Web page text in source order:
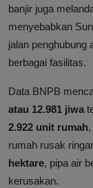
banjir juga
menyebabkan
jalan penghubung
berbagai fasilitas.
Data BNPB
atau 12.981 jiwa
2.922 unit rumah
rumah rusak
hektare, pipa air
kerusakan.